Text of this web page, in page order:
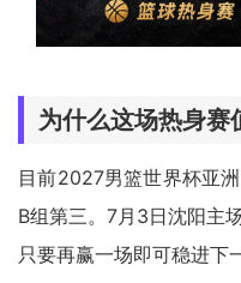
为什么这场热身赛
目前2027男篮世界杯亚
B组第三。7月3日沈阳主
只要再赢一场即可稳进下